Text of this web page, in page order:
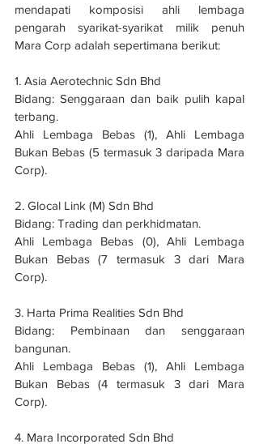
mendapati komposisi ahli lembaga
pengarah syarikat-syarikat milik penuh
Mara Corp adalah sepertimana berikut:
1. Asia Aerotechnic Sdn Bhd
Bidang: Senggaraan dan baik pulih kapal
terbang.
Ahli Lembaga Bebas (1), Ahli Lembaga
Bukan Bebas (5 termasuk 3 daripada Mara
Corp).
2. Glocal Link (M) Sdn Bhd
Bidang: Trading dan perkhidmatan.
Ahli Lembaga Bebas (0), Ahli Lembaga
Bukan Bebas (7 termasuk 3 dari Mara
Corp).
3. Harta Prima Realities Sdn Bhd
Bidang: Pembinaan dan senggaraan
bangunan.
Ahli Lembaga Bebas (1), Ahli Lembaga
Bukan Bebas (4 termasuk 3 dari Mara
Corp).
4. Mara Incorporated Sdn Bhd